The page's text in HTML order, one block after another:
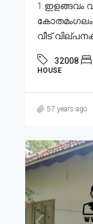
1.ഇളങ്ങവം
കോതമംഗലം
വീട്
32008
HOUSE
57 years ago